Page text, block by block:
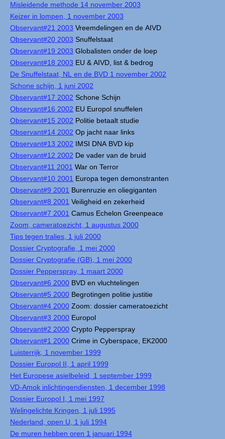
Misleidende methode 14 november 2003
Keizer in lompen, 1 november 2003
Observant#21 2003 Vreemdelingen en de AIVD
Observant#20 2003 Snuffelstaat
Observant#19 2003 Globalisten onder de loep
Observant#18 2003 EU & AIVD, list & bedrog
De Snuffelstaat, NL en de BVD 1 november 2002
Schone schijn, 1 juni 2002
Observant#17 2002 Schone Schijn
Observant#16 2002 EU Europol snuffelen
Observant#15 2002 Politie betaalt studie
Observant#14 2002 Op jacht naar links
Observant#13 2002 IMSI DNA BVD kip
Observant#12 2002 De vader van de bruid
Observant#11 2001 War on Terror
Observant#10 2001 Europa tegen demonstranten
Observant#9 2001 Burenruzie en oliegiganten
Observant#8 2001 Veiligheid en zekerheid
Observant#7 2001 Camus Echelon Greenpeace
Zoom, cameratoezicht, 1 augustus 2000
Tips tegen tralies, 1 juli 2000
Dossier Cryptografie, 1 mei 2000
Dossier Cryptografie (GB), 1 mei 2000
Dossier Pepperspray, 1 maart 2000
Observant#6 2000 BVD en vluchtelingen
Observant#5 2000 Begrotingen politie justitie
Observant#4 2000 Zoom: dossier cameratoezicht
Observant#3 2000 Europol
Observant#2 2000 Crypto Pepperspray
Observant#1 2000 Crime in Cyberspace, EK2000
Luisterrijk, 1 november 1999
Dossier Europol II, 1 april 1999
Het Europese asielbeleid, 1 september 1999
VD-Amok inlichtingendiensten, 1 december 1998
Dossier Europol I, 1 mei 1997
Welingelichte Kringen, 1 juli 1995
Nederland, open U, 1 juli 1994
De muren hebben oren 1 januari 1994